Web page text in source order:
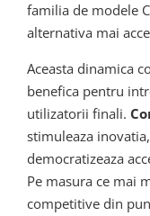
familia de modele
alternativa mai
Aceasta dinamica
benefica pentru
utilizatorii finali.
stimuleaza
democratizeaza
Pe masura ce mai
competitive din